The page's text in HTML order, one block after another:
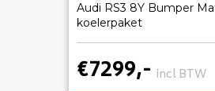
Audi RS3 8Y Bumper
koelerpaket
€7299,- incl BTW